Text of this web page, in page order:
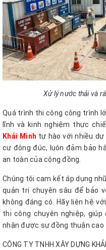
Xử lý nước thải và
Quá trình thi công công trình
lĩnh và kinh nghiệm thực
Khải Minh tự hào với nhiều
cư đông đúc, luôn đảm bảo
an toàn của cộng đồng.
Chúng tôi cam kết áp dụng
quản trị chuyên sâu để bảo
không đáng có. Hãy liên hệ
thi công chuyên nghiệp,
nhận được sự đồng thuận cao
CÔNG TY TNHH XÂY DỰNG